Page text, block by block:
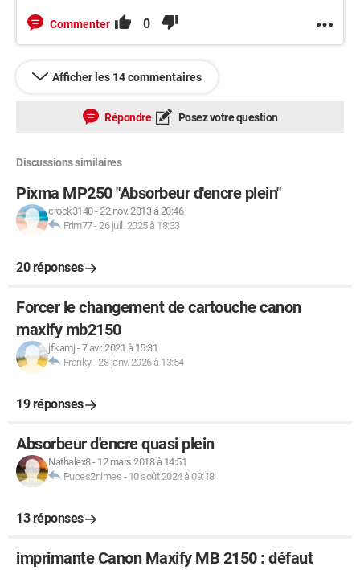
Commenter 0
Afficher les 14 commentaires
Répondre Posez votre question
Discussions similaires
Pixma MP250 "Absorbeur d'encre plein"
crock3140-22 nov. 2013 à 20:46
Frim77-26 juil. 2025 à 18:33
20 réponses
Forcer le changement de cartouche canon
maxify mb2150
jfkamj -7 avr. 2021 à 15:31
Franky-28 janv. 2026 à 13:54
19 réponses
Absorbeur d'encre quasi plein
Nathalex8- 12 mars 2018 à 14:51
Puces2nimes - 10 août 2024 à 09:18
13 réponses
imprimante Canon Maxify MB 2150 : défaut